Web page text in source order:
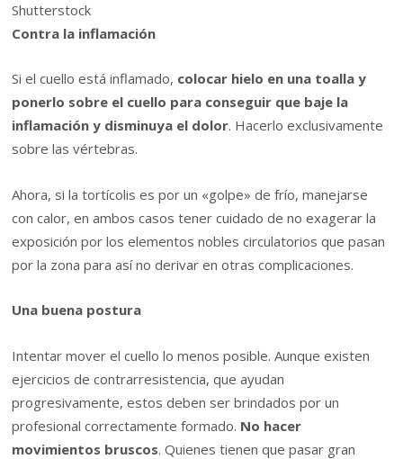
Shutterstock
Contra la inflamación
Si el cuello está inflamado, colocar hielo en una toalla y
ponerlo sobre el cuello para conseguir que baje la
inflamación y disminuya el dolor. Hacerlo exclusivamente
sobre las vértebras.
Ahora, si la tortícolis es por un «golpe» de frío, manejarse
con calor, en ambos casos tener cuidado de no exagerar la
exposición por los elementos nobles circulatorios que pasan
por la zona para así no derivar en otras complicaciones.
Una buena postura
Intentar mover el cuello lo menos posible. Aunque existen
ejercicios de contrarresistencia, que ayudan
progresivamente, estos deben ser brindados por un
profesional correctamente formado. No hacer
movimientos bruscos. Quienes tienen que pasar gran